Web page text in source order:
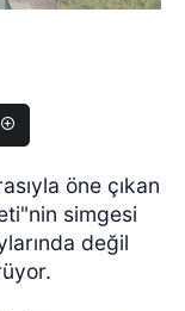
öne çıkan
simgesi
değil